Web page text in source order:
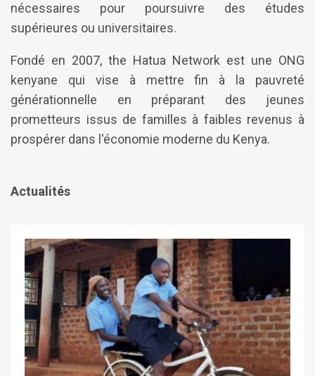
nécessaires pour poursuivre des études
supérieures ou universitaires.
Fondé en 2007, the Hatua Network est une ONG
kenyane qui vise à mettre fin à la pauvreté
générationnelle en préparant des jeunes
prometteurs issus de familles à faibles revenus à
prospérer dans l'économie moderne du Kenya.
Actualités